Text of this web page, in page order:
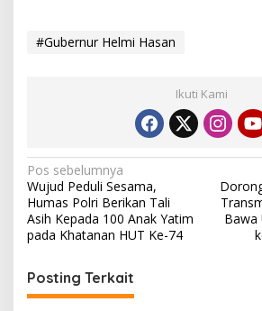
#Gubernur Helmi Hasan
Ikuti Kami
Navigasi
pos
Pos sebelumnya
Wujud Peduli Sesama,
Humas Polri Berikan Tali
Asih Kepada 100 Anak Yatim
pada Khatanan HUT Ke-74
Bawa
Posting Terkait